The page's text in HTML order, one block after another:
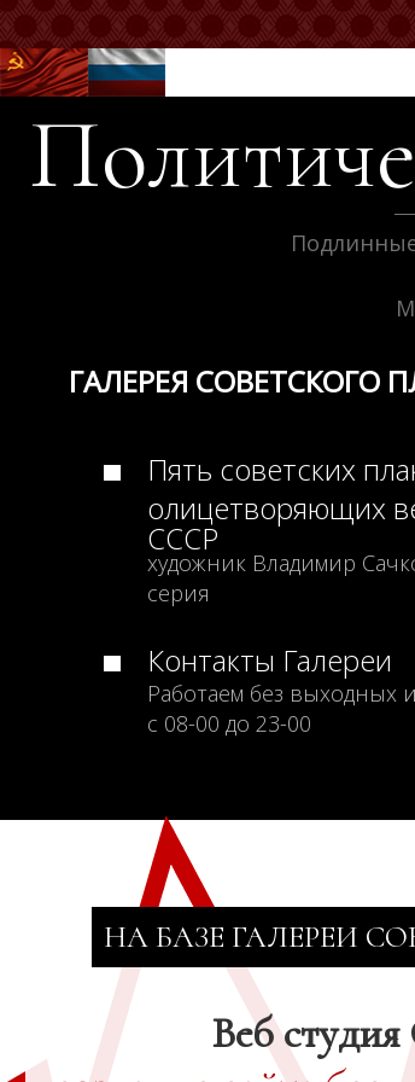
ГАЛЕРЕЯ СОВЕТСКОГО
Пять советских
олицетворяющих
СССР
художник Владимир
серия
Контакты Галереи
Работаем без выходных
с 08-00 до 23-00
НА БАЗЕ ГАЛЕРЕИ
Веб студия